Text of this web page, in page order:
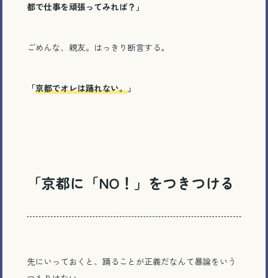
都で仕事を頑張ってみれば？」
ごめんな、親友。はっきり断言する。
「京都でオレは踊れない。」
「京都に「NO！」をつきつける
先にいっておくと、踊ることが正義だなんて暴論をいう